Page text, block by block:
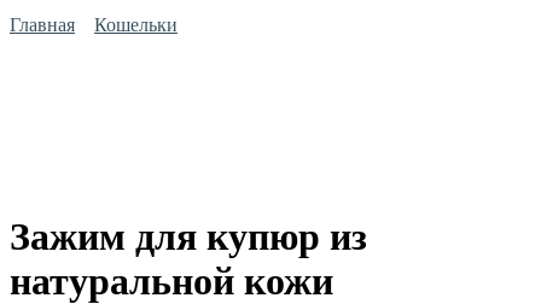
Главная
Кошельки
Зажим для купюр из
натуральной кожи